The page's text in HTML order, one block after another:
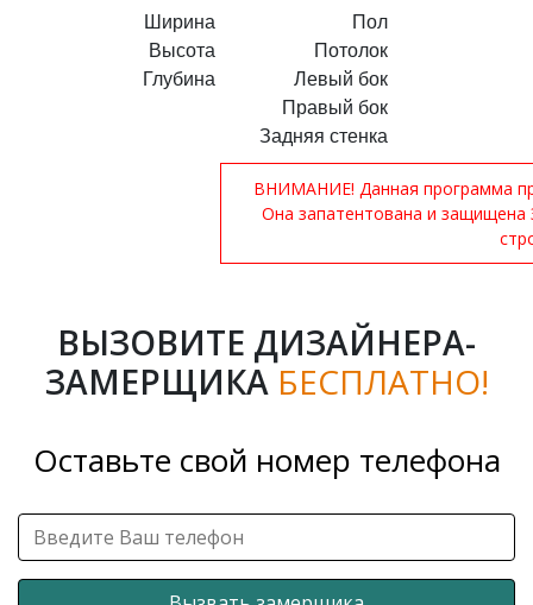
Ширина
Высота
Глубина
Пол
Потолок
Левый бок
Правый бок
Задняя стенка
ВНИМАНИЕ! Данная программа
Она запатентована и
ВЫЗОВИТЕ ДИЗАЙНЕРА-
ЗАМЕРЩИКА БЕСПЛАТНО!
Оставьте свой номер телефона